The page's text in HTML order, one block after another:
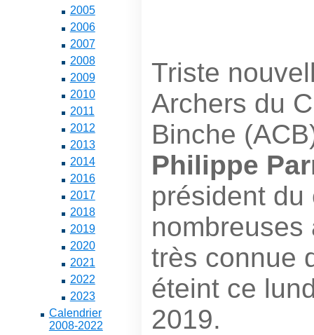
2005
2006
2007
2008
2009
2010
2011
2012
2013
2014
2016
2017
2018
2019
2020
2021
2022
2023
Calendrier
2008-2022
Triste
Archers du
Binche
Philippe
président
nombreuses
très connue
éteint ce
2019.